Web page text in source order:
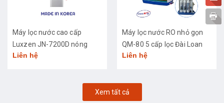
Máy lọc nước cao cấp
Luxzen JN-7200D nóng
lạnh
Liên hệ
Máy lọc nước RO nhỏ gọn
QM-80 5 cấp lọc Đài Loan
Liên hệ
Xem tất cả